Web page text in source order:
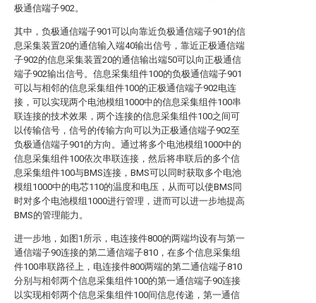
极通信端子902。
其中，负极通信端子901可以向靠近负极通信端子901的信
息采集装置20的通信输入端40输出信号，靠近正极通信端
子902的信息采集装置20的通信输出端50可以向正极通信
端子902输出信号。信息采集组件100的负极通信端子901
可以与相邻的信息采集组件100的正极通信端子902电连
接，可以实现两个电池模组1000中的信息采集组件100串
联连接的技术效果，两个连接的信息采集组件100之间可
以传输信号，信号的传输方向可以为正极通信端子902至
负极通信端子901的方向。通过将多个电池模组1000中的
信息采集组件100依次串联连接，然后将串联后的多个信
息采集组件100与BMS连接，BMS可以同时获取多个电池
模组1000中的电芯110的温度和电压，从而可以使BMS同
时对多个电池模组1000进行管理，进而可以进一步地提高
BMS的管理能力。
进一步地，如图1所示，电连接件800的两端均设有与第一
通信端子90连接的第二通信端子810，在多个信息采集组
件100串联路径上，电连接件800两端的第二通信端子810
分别与相邻两个信息采集组件100的第一通信端子90连接
以实现相邻两个信息采集组件100间信息传递，第一通信